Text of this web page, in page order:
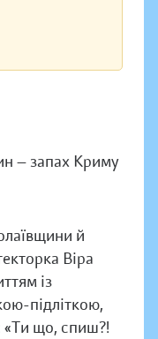
— запах Криму
й
Віра
із
підліткою,
«Ти що, спиш?!